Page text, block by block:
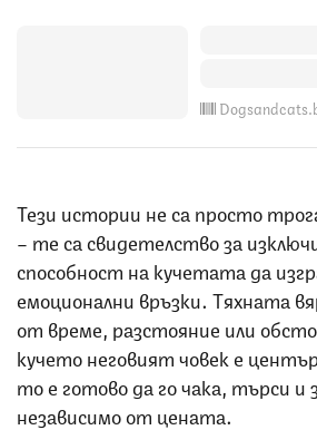
Тези истории не са просто
– те са свидетелство за
способност на кучетата да
емоционални връзки. Тяхната
от време, разстояние или
кучето неговият човек е
то е готово да го чака, търси и
независимо от цената.